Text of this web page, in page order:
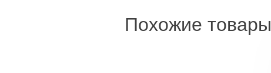
Похожие товары